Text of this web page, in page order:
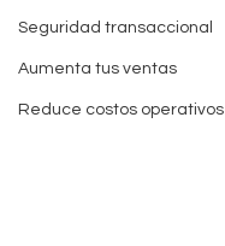
Seguridad transaccional
Aumenta tus ventas
Reduce costos operativos